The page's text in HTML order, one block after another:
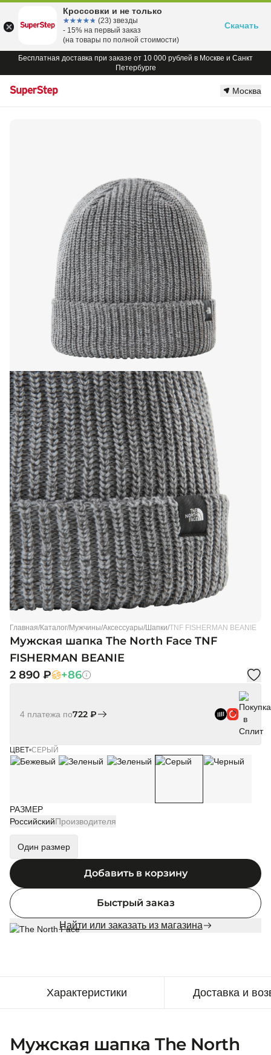
Бесплатная доставка при заказе от 10 000 рублей в Москве и Санкт
Петербурге
Москва
Главная/Каталог/Мужчины/Аксессуары/Шапки/TNF FISHERMAN BEANIE
Мужская шапка The North Face TNF
FISHERMAN BEANIE
2 890 ₽
+86
4 платежа по722 ₽
ЦВЕТ СЕРЫЙ
РАЗМЕР
РоссийскийПроизводителя
Один размер
Добавить в корзину
Быстрый заказ
Найти или заказать из магазина
Характеристики Доставка и
Мужская шапка The North
Кроссовки и не только
☆☆☆☆☆
★★★★★ (23) звезды
- 15% на первый заказ
(на товары по полной стоимости)
Скачать